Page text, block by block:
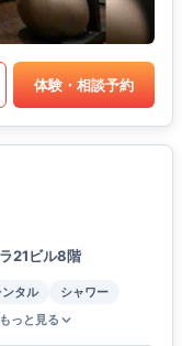
体験・相談予約
21ビル8階
タル
シャワー
もっと見る